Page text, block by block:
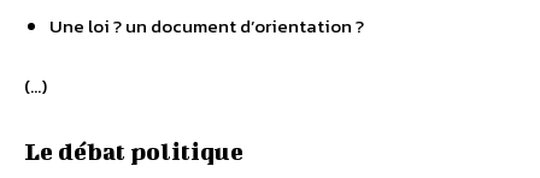
Une loi ? un document d’orientation ?
(…)
Le débat politique